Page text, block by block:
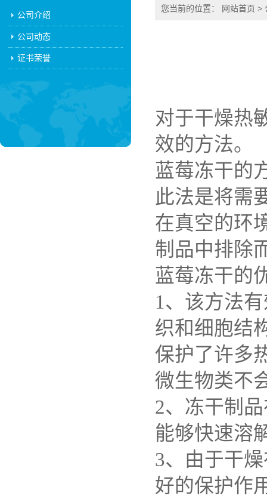
公司介绍
公司动态
证书荣誉
您当前的位置： 网站首页 >
对于干燥热
效的方法。
蓝莓冻干的
此法是将需
在真空的环
制品中排除
蓝莓冻干的
1、该方法
织和细胞结
保护了许多
微生物类不
2、冻干制
能够快速溶
3、由于干
好的保护作